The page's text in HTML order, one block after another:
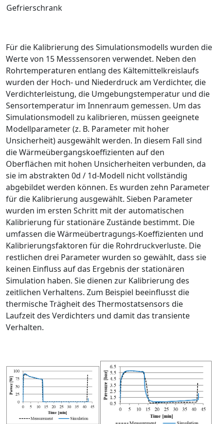
Gefrierschrank
Für die Kalibrierung des Simulationsmodells wurden die
Werte von 15 Messsensoren verwendet. Neben den
Rohrtemperaturen entlang des Kältemittelkreislaufs
wurden der Hoch- und Niederdruck am Verdichter, die
Verdichterleistung, die Umgebungstemperatur und die
Sensortemperatur im Innenraum gemessen. Um das
Simulationsmodell zu kalibrieren, müssen geeignete
Modellparameter (z. B. Parameter mit hoher
Unsicherheit) ausgewählt werden. In diesem Fall sind
die Wärmeübergangskoeffizienten auf den
Oberflächen mit hohen Unsicherheiten verbunden, da
sie im abstrakten 0d / 1d-Modell nicht vollständig
abgebildet werden können. Es wurden zehn Parameter
für die Kalibrierung ausgewählt. Sieben Parameter
wurden im ersten Schritt mit der automatischen
Kalibrierung für stationäre Zustände bestimmt. Die
umfassen die Wärmeübertragungs-Koeffizienten und
Kalibrierungsfaktoren für die Rohrdruckverluste. Die
restlichen drei Parameter wurden so gewählt, dass sie
keinen Einfluss auf das Ergebnis der stationären
Simulation haben. Sie dienen zur Kalibrierung des
zeitlichen Verhaltens. Zum Beispiel beeinflusst die
thermische Trägheit des Thermostatsensors die
Laufzeit des Verdichters und damit das transiente
Verhalten.